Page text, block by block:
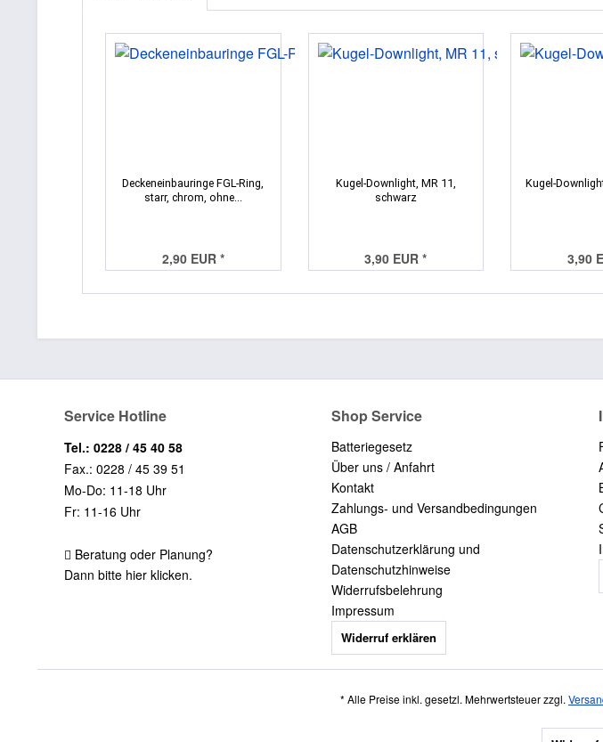
Deckeneinbauringe FGL-Ring,
starr, chrom, ohne...
2,90 EUR *
Kugel-Downlight, MR 11,
schwarz
3,90 EUR *
Kugel-
3,90
Service Hotline
Tel.: 0228 / 45 40 58
Fax.: 0228 / 45 39 51
Mo-Do: 11-18 Uhr
Fr: 11-16 Uhr
Beratung oder Planung?
Dann bitte hier klicken.
Shop Service
Batteriegesetz
Über uns / Anfahrt
Kontakt
Zahlungs- und Versandbedingungen
AGB
Datenschutzerklärung und
Datenschutzhinweise
Widerrufsbelehrung
Impressum
Widerruf erklären
* Alle Preise inkl. gesetzl. Mehrwertsteuer zzgl.